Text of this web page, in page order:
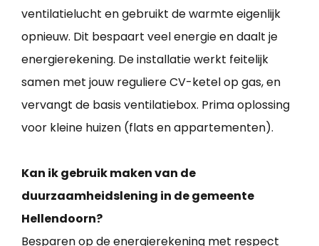
ventilatielucht en gebruikt de warmte eigenlijk
opnieuw. Dit bespaart veel energie en daalt je
energierekening. De installatie werkt feitelijk
samen met jouw reguliere CV-ketel op gas, en
vervangt de basis ventilatiebox. Prima oplossing
voor kleine huizen (flats en appartementen).
Kan ik gebruik maken van de
duurzaamheidslening in de gemeente
Hellendoorn?
Besparen op de energierekening met respect